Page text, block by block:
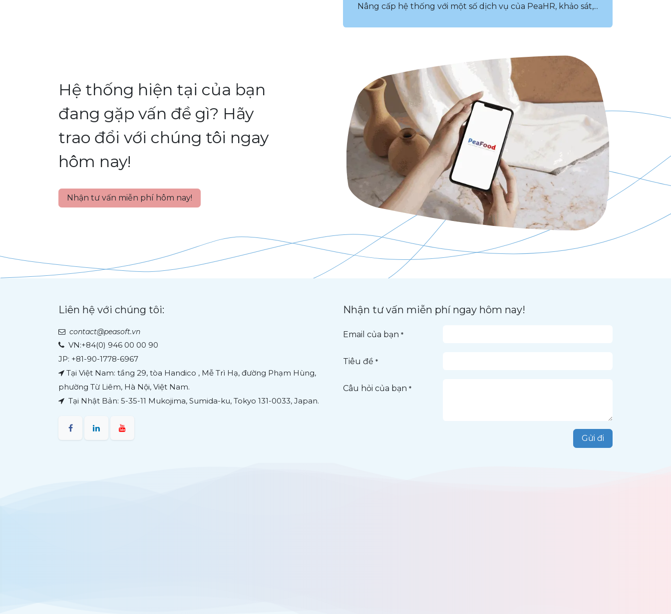
Nâng cấp hệ thống với một số dịch vụ của PeaHR, khảo sát,...
Hệ thống hiện tại của bạn
đang gặp vấn đề gì? Hãy
trao đổi với chúng tôi ngay
hôm nay!
Nhận tư vấn miễn phí hôm nay!
Liên hệ với chúng tôi:
contact@peasoft.vn
VN:+84(0) 946 00 00 90
JP: +81-90-1778-6967
Tại Việt Nam: tầng 29, tòa Handico , Mễ Trì Hạ, đường Phạm Hùng,
phường Từ Liêm, Hà Nội, Việt Nam.
Tại Nhật Bản: 5-35-11 Mukojima, Sumida-ku, Tokyo 131-0033, Japan.
Nhận tư vấn miễn phí ngay hôm nay!
Email của bạn *
Tiêu đề *
Câu hỏi của bạn *
Gửi đi